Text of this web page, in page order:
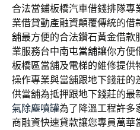
合法當鋪板橋汽車借錢排隊專
業借貸動產融資顛覆傳統的借
舖最方便的合法鑽石黃金借
業服務台中南屯當舖讓你方便
板橋區當舖及電梯的維修提供
操作專業與當舖跟地下錢莊的
供當舖為抵押跟地下錢莊的最
氣除塵噴罐為了降溫工程許多
商融資快速貸款讓您專員萬華